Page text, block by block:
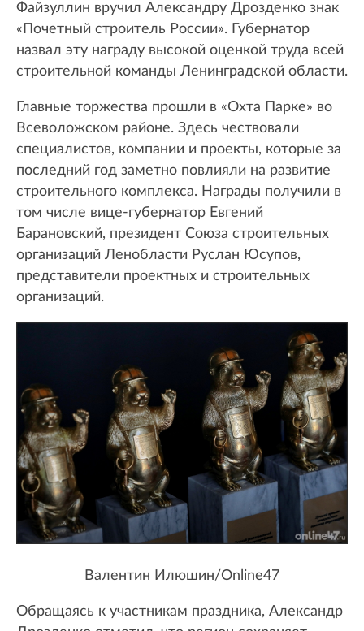
Файзуллин вручил Александру Дрозденко знак
«Почетный строитель России». Губернатор
назвал эту награду высокой оценкой труда всей
строительной команды Ленинградской области.
Главные торжества прошли в «Охта Парке» во
Всеволожском районе. Здесь чествовали
специалистов, компании и проекты, которые за
последний год заметно повлияли на развитие
строительного комплекса. Награды получили в
том числе вице-губернатор Евгений
Барановский, президент Союза строительных
организаций Ленобласти Руслан Юсупов,
представители проектных и строительных
организаций.
Валентин Илюшин/Online47
Обращаясь к участникам праздника, Александр